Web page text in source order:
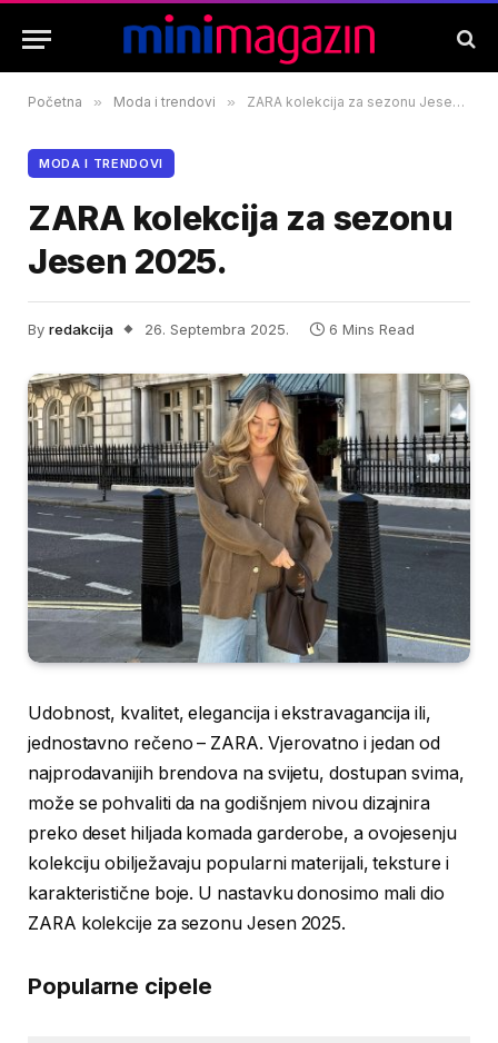
Početna » Moda i trendovi » ZARA kolekcija za sezonu Jesen 2025.
MODA I TRENDOVI
ZARA kolekcija za sezonu
Jesen 2025.
By redakcija 26. Septembra 2025. 6 Mins Read
Udobnost, kvalitet, elegancija i ekstravagancija ili,
jednostavno rečeno – ZARA. Vjerovatno i jedan od
najprodavanijih brendova na svijetu, dostupan svima,
može se pohvaliti da na godišnjem nivou dizajnira
preko deset hiljada komada garderobe, a ovojesenju
kolekciju obilježavaju popularni materijali, teksture i
karakteristične boje. U nastavku donosimo mali dio
ZARA kolekcije za sezonu Jesen 2025.
Popularne cipele